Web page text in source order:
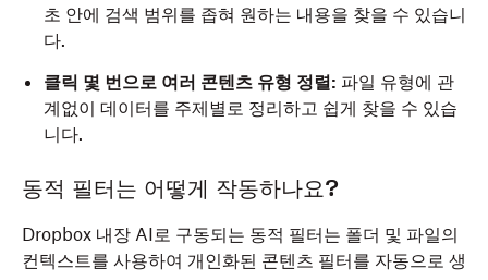
초 안에 검색 범위를 좁혀 원하는 내용을 찾을 수 있습니
다.
클릭 몇 번으로 여러 콘텐츠 유형 정렬: 파일 유형에 관
계없이 데이터를 주제별로 정리하고 쉽게 찾을 수 있습
니다.
동적 필터는 어떻게 작동하나요?
Dropbox 내장 AI로 구동되는 동적 필터는 폴더 및 파일의
컨텍스트를 사용하여 개인화된 콘텐츠 필터를 자동으로 생